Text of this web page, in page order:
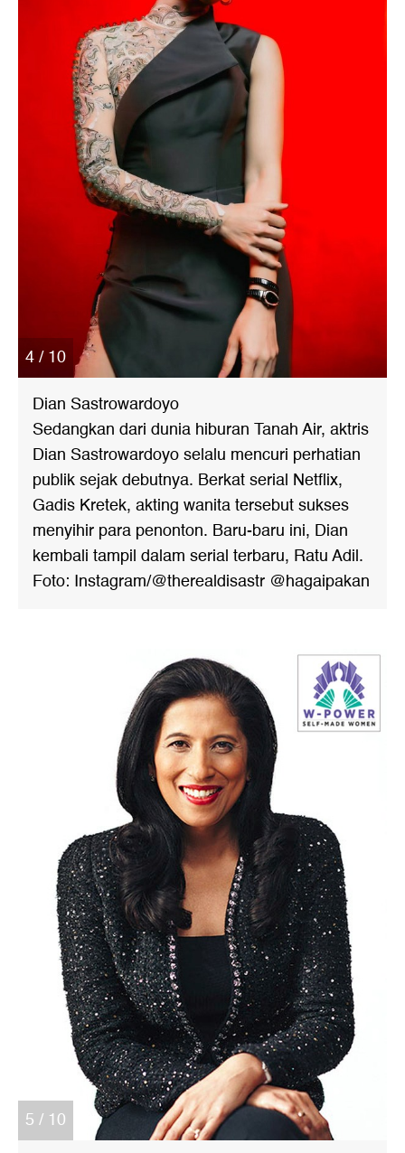
4 / 10
Dian Sastrowardoyo
Sedangkan dari dunia hiburan Tanah Air, aktris
Dian Sastrowardoyo selalu mencuri perhatian
publik sejak debutnya. Berkat serial Netflix,
Gadis Kretek, akting wanita tersebut sukses
menyihir para penonton. Baru-baru ini, Dian
kembali tampil dalam serial terbaru, Ratu Adil.
Foto: Instagram/@therealdisastr @hagaipakan
5 / 10